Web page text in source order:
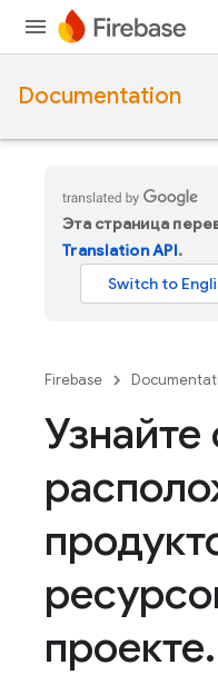
Documentation
Эта страница
Translation API.
Firebase
Узнайте
проекте.